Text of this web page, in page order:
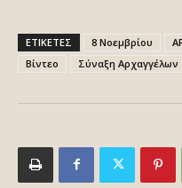
ΕΤΙΚΕΤΕΣ 8 Νοεμβρίου
Βίντεο
Σύναξη Αρχαγγέλων